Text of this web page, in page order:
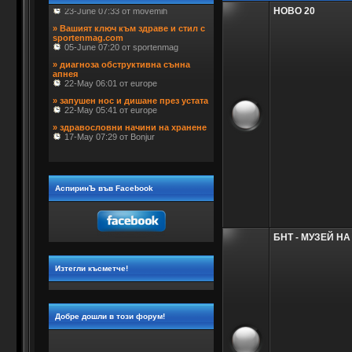
» Вашият ключ към здраве и стил с
sportenmag.com
05-June 07:20 от sportenmag
» диагноза обструктивна сънна
22-May 06:01 от europe
» запушен нос и дишане през устата
» здравословни начини на хранене
АспиринЪ във Facebook
Изтегли късметче!
Добре дошли в този форум!
НОВО 20
БНТ - МУЗЕЙ